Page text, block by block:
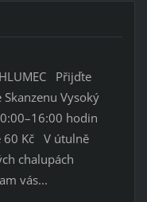
Přijďte
Vysoký
hodin
60 Kč V útulně
chalupách
vás...